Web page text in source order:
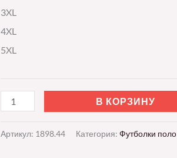
3XL
4XL
5XL
В КОРЗИНУ
Артикул: 1898.44 Категория: Футболки поло